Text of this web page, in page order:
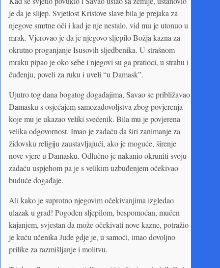
je da je slijep. Svjetlost Kristove slave bila je prejaka za
njegove smrtne oči i kad je nje nestalo, vid mu je utonuo u
mrak. Vjerovao je da je njegovo sljepilo Božja kazna za
okrutno proganjanje Isusovih sljedbenika. U strašnom
mraku pipao je oko sebe i njegovi su ga pratioci, u strahu i
čuđenju, poveli za ruku i uveli “u Damask”.
Ujutro tog dana bogatog događajima, Savao se približavao
Damasku s osjećajem samozadovoljstva zbog povjerenja
koje mu je ukazao veliki svećenik. Bila mu je povjerena
velika odgovornost. Imao je zadaću da širi zanimanje za
židovsku religiju zaustavljajući, ako je moguće, širenje
nove vjere u Damasku. Odlučno je nakanio okruniti svoju
zadaću uspjehom pa je s velikim uzbuđenjem očekivao
buduće događaje.
Ali kako je suprotno njegovim očekivanjima izgledao
ulazak u grad! Pogođen sljepilom, bespomoćan, mučen
kajanjem, svjestan da može očekivati nove kazne, potražio
je kuću učenika Jude gdje je, u samoći, imao dovoljno
prilike za razmišljanje i molitvu.